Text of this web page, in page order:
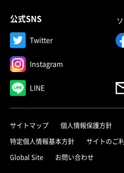
公式SNS
Twitter
Instagram
LINE
サイトマップ 個人情報保護方針
特定個人情報基本方針 サイトのご
Global Site お問い合わせ